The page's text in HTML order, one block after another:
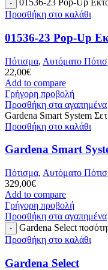
01536-23 Pop-Up
Προσθήκη στο καλάθι
01536-23 Pop-Up
Πότισμα, Αυτόματο
22,00€
Add to compare
Γρήγορη προβολή
Προσθήκη στα αγαπημένα
Gardena Smart System
Προσθήκη στο καλάθι
Gardena Smart
Πότισμα, Αυτόματο
329,00€
Add to compare
Γρήγορη προβολή
Προσθήκη στα αγαπημένα
Gardena Select
Προσθήκη στο καλάθι
Gardena Select